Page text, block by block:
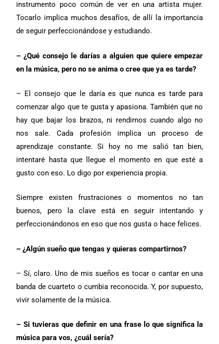
instrumento poco común de ver en una artista mujer.
Tocarlo implica muchos desafíos, de allí la importancia
de seguir perfeccionándose y estudiando.
– ¿Qué consejo le darías a alguien que quiere empezar
en la música, pero no se anima o cree que ya es tarde?
– El consejo que le daría es que nunca es tarde para
comenzar algo que te gusta y apasiona. También que no
hay que bajar los brazos, ni rendirnos cuando algo no
nos sale. Cada profesión implica un proceso de
aprendizaje constante. Si hoy no me salió tan bien,
intentaré hasta que llegue el momento en que esté a
gusto con eso. Lo digo por experiencia propia.
Siempre existen frustraciones o momentos no tan
buenos, pero la clave está en seguir intentando y
perfeccionándonos en eso que nos gusta o hace felices.
– ¿Algún sueño que tengas y quieras compartirnos?
– Sí, claro. Uno de mis sueños es tocar o cantar en una
banda de cuarteto o cumbia reconocida. Y, por supuesto,
vivir solamente de la música.
– Si tuvieras que definir en una frase lo que significa la
música para vos, ¿cuál sería?